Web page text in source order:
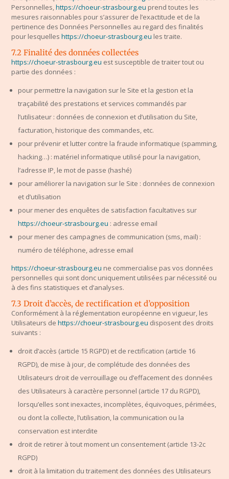
Personnelles,https://choeur-strasbourg.eu prend toutes les
mesures raisonnables pour s’assurer de l’exactitude et de la
pertinence des Données Personnelles au regard des finalités
pour lesquelleshttps://choeur-strasbourg.eu les traite.
7.2 Finalité des données collectées
https://choeur-strasbourg.eu est susceptible de traiter tout ou
partie des données :
pour permettre la navigation sur le Site et la gestion et la
traçabilité des prestations et services commandés par
l’utilisateur : données de connexion et d’utilisation du Site,
facturation, historique des commandes, etc.
pour prévenir et lutter contre la fraude informatique (spamming,
hacking…) : matériel informatique utilisé pour la navigation,
l’adresse IP, le mot de passe (hashé)
pour améliorer la navigation sur le Site : données de connexion
et d’utilisation
pour mener des enquêtes de satisfaction facultatives sur
https://choeur-strasbourg.eu : adresse email
pour mener des campagnes de communication (sms, mail) :
numéro de téléphone, adresse email
https://choeur-strasbourg.eu ne commercialise pas vos données
personnelles qui sont donc uniquement utilisées par nécessité ou
à des fins statistiques et d’analyses.
7.3 Droit d’accès, de rectification et d’opposition
Conformément à la réglementation européenne en vigueur, les
Utilisateurs dehttps://choeur-strasbourg.eu disposent des droits
suivants :
droit d’accès (article 15 RGPD) et de rectification (article 16
RGPD), de mise à jour, de complétude des données des
Utilisateurs droit de verrouillage ou d’effacement des données
des Utilisateurs à caractère personnel (article 17 du RGPD),
lorsqu’elles sont inexactes, incomplètes, équivoques, périmées,
ou dont la collecte, l’utilisation, la communication ou la
conservation est interdite
droit de retirer à tout moment un consentement (article 13-2c
RGPD)
droit à la limitation du traitement des données des Utilisateurs